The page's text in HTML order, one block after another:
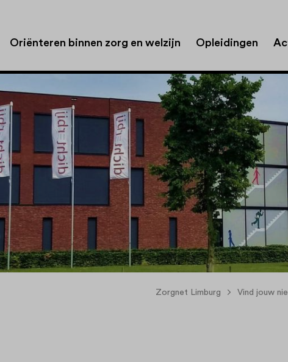
Oriënteren binnen zorg en welzijn Opleidingen
Zorgnet Limburg Vind jouw